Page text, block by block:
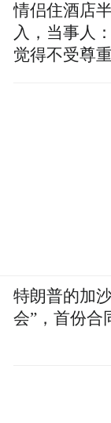
否认，联讯
王”，已经成
性的造富标
情侣住酒店
入，当事人
觉得不受尊重
特朗普的加
会”，首份合